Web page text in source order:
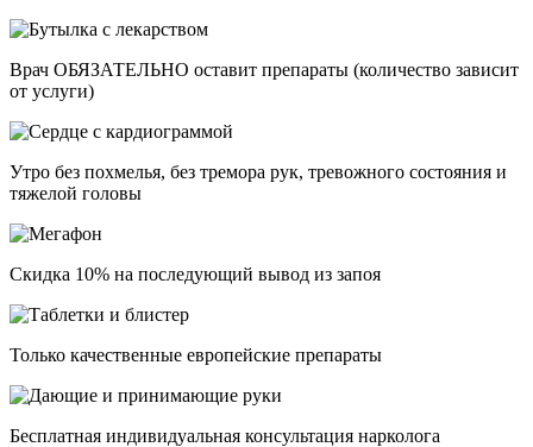
Врач ОБЯЗАТЕЛЬНО оставит препараты (количество зависит
от услуги)
Утро без похмелья, без тремора рук, тревожного состояния и
тяжелой головы
Скидка 10% на последующий вывод из запоя
Только качественные европейские препараты
Бесплатная индивидуальная консультация нарколога